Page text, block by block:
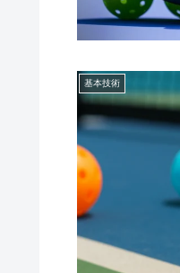
基本技術